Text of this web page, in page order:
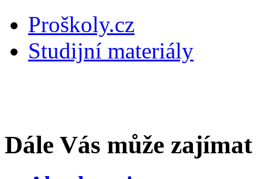
Proškoly.cz
Studijní materiály
Dále Vás může zajímat